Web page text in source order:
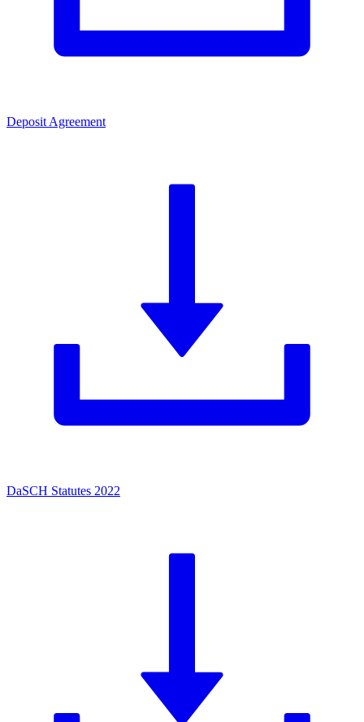
Deposit Agreement
DaSCH Statutes 2022